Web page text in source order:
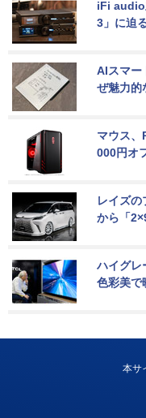
iFi audio
3」に迫
AIスマー
ぜ魅力的
マウス、
000円オ
レイズ
から「
ハイグレ
色彩美で
本サ